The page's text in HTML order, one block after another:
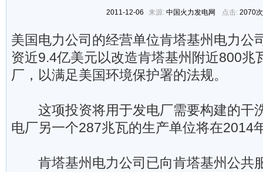
2011-12-06 来源: 中国火力发电网 点击: 2070
美国电力公司的经营单位肯塔基州电力公
资近9.4亿美元以改造肯塔基州附近800兆
厂，以满足美国环境保护署的法规。
这项投资将用于发电厂需要构建的干
电厂另一个287兆瓦的生产单位将在2014
肯塔基州电力公司已向肯塔基州公共